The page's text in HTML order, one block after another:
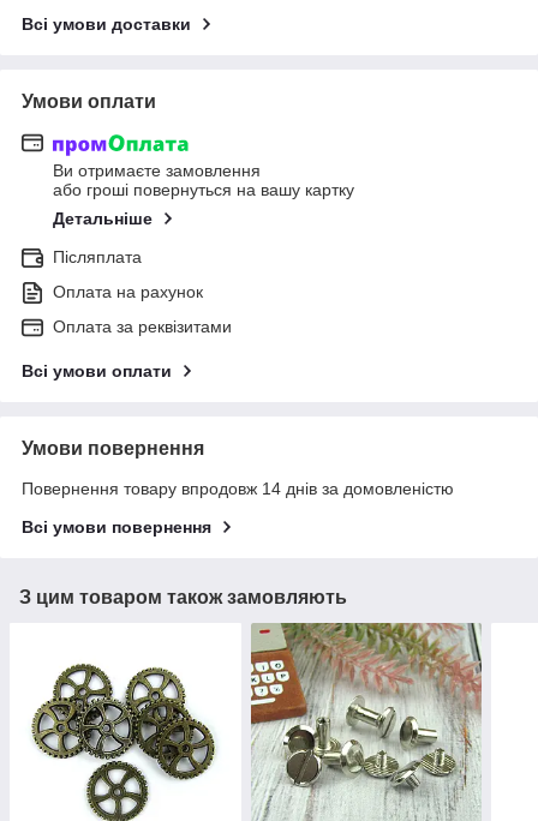
Всі умови доставки
Умови оплати
Ви отримаєте замовлення
або гроші повернуться на вашу картку
Детальніше
Післяплата
Оплата на рахунок
Оплата за реквізитами
Всі умови оплати
Умови повернення
Повернення товару впродовж 14 днів за домовленістю
Всі умови повернення
З цим товаром також замовляють